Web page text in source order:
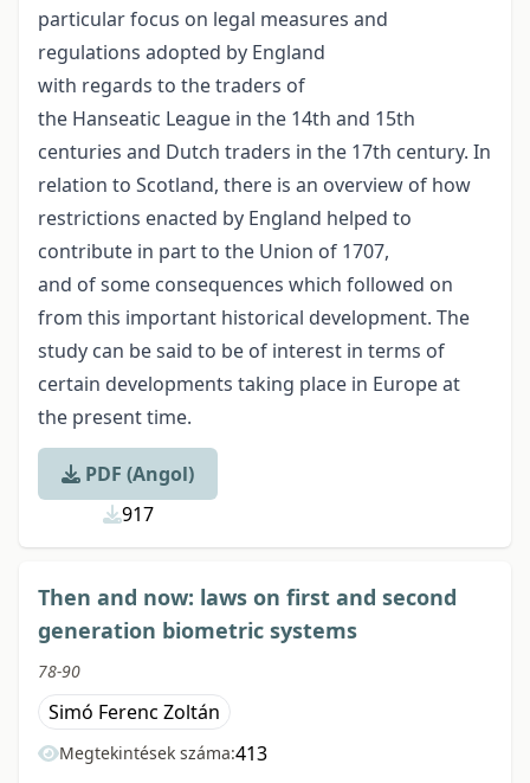
particular focus on legal measures and
regulations adopted by England
with regards to the traders of
the Hanseatic League in the 14th and 15th
centuries and Dutch traders in the 17th century. In
relation to Scotland, there is an overview of how
restrictions enacted by England helped to
contribute in part to the Union of 1707,
and of some consequences which followed on
from this important historical development. The
study can be said to be of interest in terms of
certain developments taking place in Europe at
the present time.
PDF (Angol)
917
Then and now: laws on first and second
generation biometric systems
78-90
Simó Ferenc Zoltán
Megtekintések száma:413